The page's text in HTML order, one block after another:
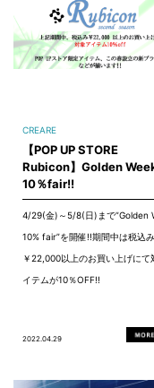
CREARE
【POP UP STORE
Rubicon】Golden
10％fair!!
4/29(金)～5/8(日)まで”Golden
10% fair”を開催!!期間中は税込み
￥22,000以上のお買い上げにて
イテムが10％OFF!!
2022.04.29